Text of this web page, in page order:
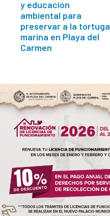
y educación
ambiental para
preservar a la tortuga
marina en Playa del
Carmen